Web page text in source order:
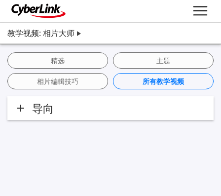
教学视频: 相片大师
精选 主题
相片編輯技巧 所有教学视频
导向